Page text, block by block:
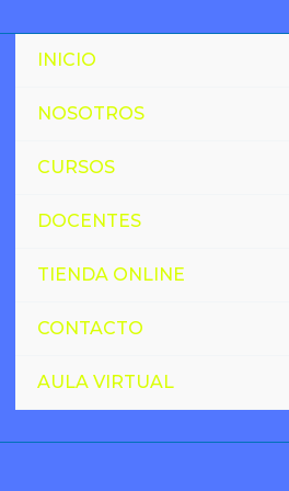
INICIO
NOSOTROS
CURSOS
DOCENTES
TIENDA ONLINE
CONTACTO
AULA VIRTUAL